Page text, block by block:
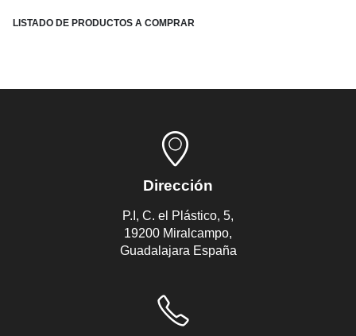
LISTADO DE PRODUCTOS A COMPRAR
Dirección
P.I, C. el Plástico, 5,
19200 Miralcampo,
Guadalajara España